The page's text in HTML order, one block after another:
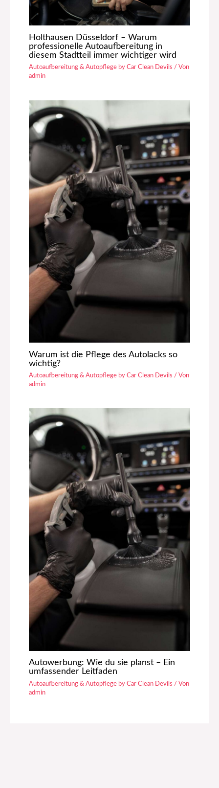
Holthausen Düsseldorf – Warum
professionelle Autoaufbereitung in
diesem Stadtteil immer wichtiger wird
Autoaufbereitung & Autopflege by Car Clean Devils / Von
admin
Warum ist die Pflege des Autolacks so
wichtig?
Autoaufbereitung & Autopflege by Car Clean Devils / Von
admin
Autowerbung: Wie du sie planst – Ein
umfassender Leitfaden
Autoaufbereitung & Autopflege by Car Clean Devils / Von
admin